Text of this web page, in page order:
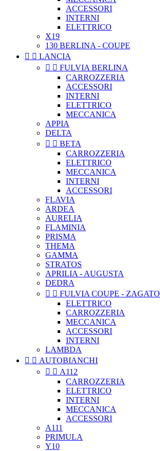
ACCESSORI
INTERNI
ELETTRICO
X19
130 BERLINA - COUPE
  LANCIA
  FULVIA BERLINA
CARROZZERIA
ACCESSORI
INTERNI
ELETTRICO
MECCANICA
APPIA
DELTA
  BETA
CARROZZERIA
ELETTRICO
MECCANICA
INTERNI
ACCESSORI
FLAVIA
ARDEA
AURELIA
FLAMINIA
PRISMA
THEMA
GAMMA
STRATOS
APRILIA - AUGUSTA
DEDRA
  FULVIA COUPE - ZAGATO
ELETTRICO
CARROZZERIA
MECCANICA
ACCESSORI
INTERNI
LAMBDA
  AUTOBIANCHI
  A112
CARROZZERIA
ELETTRICO
INTERNI
MECCANICA
ACCESSORI
A111
PRIMULA
Y10